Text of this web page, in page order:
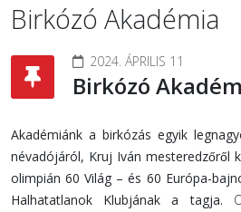
Birkózó Akadémia
2024. ÁPRILIS 11
Birkózó
Akadémiánk a birkózás egyik
névadójáról, Kruj Iván mesteredzőről
olimpián 60 Világ – és 60 Európa-
Halhatatlanok Klubjának a tagja.